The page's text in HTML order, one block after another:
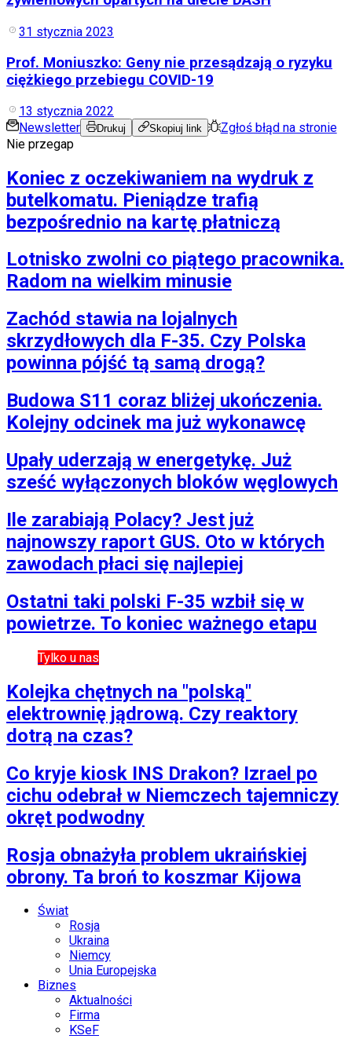
Kariera
Nieruchomości
Aktualności
Mieszkania
Nieruchomości komercyjne
Transport
Aktualności
Drogi
Lotnictwo
Wideo
Lifestyle
Edukacja
Turystyka
Psychologia
Zdrowie
Kultura
Nauka
Technologie
Infor.pl
Dziennik.pl
Zdrowiego.pl
31 stycznia 2023
Prof. Moniuszko: Geny nie przesądzają o ryzyku
ciężkiego przebiegu COVID-19
13 stycznia 2022
Newsletter
Drukuj Skopiuj link
Zgłoś błąd na stronie
Nie przegap
Koniec z oczekiwaniem na wydruk z
butelkomatu. Pieniądze trafią
bezpośrednio na kartę płatniczą
Lotnisko zwolni co piątego pracownika.
Radom na wielkim minusie
Zachód stawia na lojalnych
skrzydłowych dla F-35. Czy Polska
powinna pójść tą samą drogą?
Budowa S11 coraz bliżej ukończenia.
Kolejny odcinek ma już wykonawcę
Upały uderzają w energetykę. Już
sześć wyłączonych bloków węglowych
Ile zarabiają Polacy? Jest już
najnowszy raport GUS. Oto w których
zawodach płaci się najlepiej
Ostatni taki polski F-35 wzbił się w
powietrze. To koniec ważnego etapu
Tylko u nas
Kolejka chętnych na "polską"
elektrownię jądrową. Czy reaktory
dotrą na czas?
Co kryje kiosk INS Drakon? Izrael po
cichu odebrał w Niemczech tajemniczy
okręt podwodny
Rosja obnażyła problem ukraińskiej
obrony. Ta broń to koszmar Kijowa
Świat
Rosja
Ukraina
Niemcy
Unia Europejska
Biznes
Aktualności
Firma
KSeF